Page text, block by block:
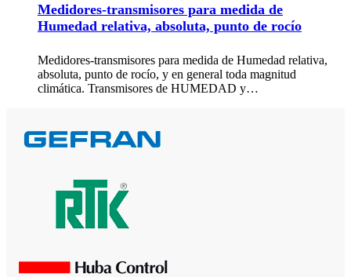
Medidores-transmisores para medida de
Humedad relativa, absoluta, punto de rocío
Medidores-transmisores para medida de Humedad relativa,
absoluta, punto de rocío, y en general toda magnitud
climática. Transmisores de HUMEDAD y…